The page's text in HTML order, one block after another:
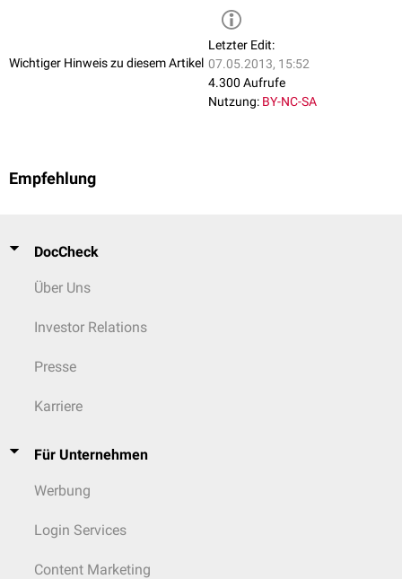
Wichtiger Hinweis zu diesem Artikel
Letzter Edit:
07.05.2013, 15:52
4.300 Aufrufe
Nutzung: BY-NC-SA
Empfehlung
DocCheck
Über Uns
Investor Relations
Presse
Karriere
Für Unternehmen
Werbung
Login Services
Content Marketing